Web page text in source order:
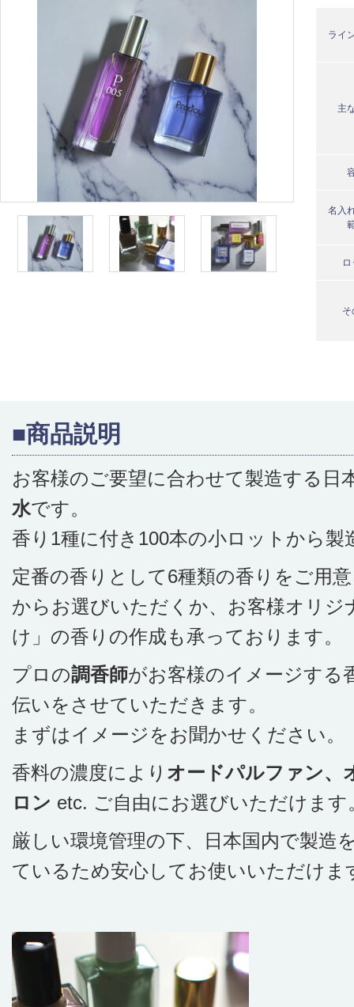
ライ
主
名入
そ
■商品説明
お客様のご要望に合わせて製造する日
水です。
香り1種に付き100本の小ロットから製
定番の香りとして6種類の香りをご用
からお選びいただくか、お客様オリジ
け」の香りの作成も承っております。
プロの調香師がお客様のイメージする
伝いをさせていただきます。
まずはイメージをお聞かせください。
香料の濃度により オードパルファン、
ロン etc. ご自由にお選びいただけます
厳しい環境管理の下、日本国内で製造
ているため安心してお使いいただけま